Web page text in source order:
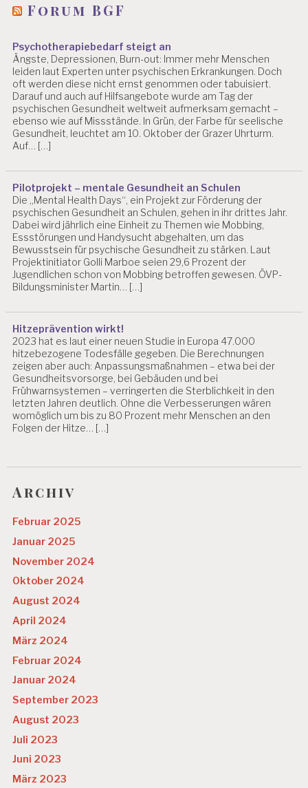
Forum BGF
Psychotherapiebedarf steigt an
Ängste, Depressionen, Burn-out: Immer mehr Menschen
leiden laut Experten unter psychischen Erkrankungen. Doch
oft werden diese nicht ernst genommen oder tabuisiert.
Darauf und auch auf Hilfsangebote wurde am Tag der
psychischen Gesundheit weltweit aufmerksam gemacht –
ebenso wie auf Missstände. In Grün, der Farbe für seelische
Gesundheit, leuchtet am 10. Oktober der Grazer Uhrturm.
Auf… […]
Pilotprojekt – mentale Gesundheit an Schulen
Die „Mental Health Days“, ein Projekt zur Förderung der
psychischen Gesundheit an Schulen, gehen in ihr drittes Jahr.
Dabei wird jährlich eine Einheit zu Themen wie Mobbing,
Essstörungen und Handysucht abgehalten, um das
Bewusstsein für psychische Gesundheit zu stärken. Laut
Projektinitiator Golli Marboe seien 29,6 Prozent der
Jugendlichen schon von Mobbing betroffen gewesen. ÖVP-
Bildungsminister Martin… […]
Hitzeprävention wirkt!
2023 hat es laut einer neuen Studie in Europa 47.000
hitzebezogene Todesfälle gegeben. Die Berechnungen
zeigen aber auch: Anpassungsmaßnahmen – etwa bei der
Gesundheitsvorsorge, bei Gebäuden und bei
Frühwarnsystemen – verringerten die Sterblichkeit in den
letzten Jahren deutlich. Ohne die Verbesserungen wären
womöglich um bis zu 80 Prozent mehr Menschen an den
Folgen der Hitze… […]
Archiv
Februar 2025
Januar 2025
November 2024
Oktober 2024
August 2024
April 2024
März 2024
Februar 2024
Januar 2024
September 2023
August 2023
Juli 2023
Juni 2023
März 2023